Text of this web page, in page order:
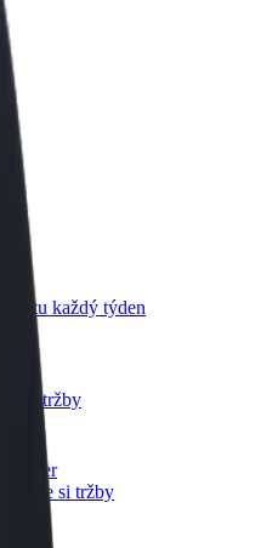
každý týden
si tržby
si tržby